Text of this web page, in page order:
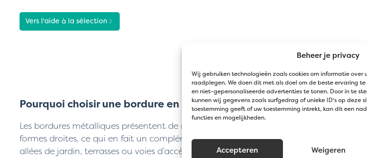
Beheer je privacy
Wij gebruiken technologieën zoals cookies om informatie
raadplegen. We doen dit met als doel om de beste ervaring
en niet-gepersonaliseerde advertenties te tonen. Door in te
kunnen wij gegevens zoals surfgedrag of unieke ID's op deze
toestemming geeft of uw toestemming intrekt, kan dit een
functies en mogelijkheden.
Accepteren Weigeren
Vers l'aide à la sélection
Pourquoi choisir une bordure en acier Galva ou Corten ?
Les bordures métalliques présentent de nombreux avantages. Par exemple, elles
formes droites, ce qui en fait un complément idéal à tout projet de jardin. En outre,
allées de jardin, terrasses ou voies d’accès.